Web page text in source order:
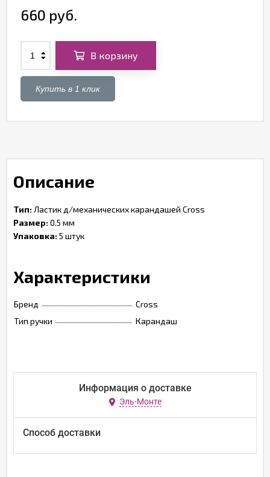
660 руб.
В корзину
Купить в 1 клик
Описание
Тип:Ластик д/механических карандашей Cross
Размер:0.5 мм
Упаковка:5 штук
Характеристики
Бренд
Cross
Тип ручки
Карандаш
Информация о доставке
Эль-Монте
Способ доставки